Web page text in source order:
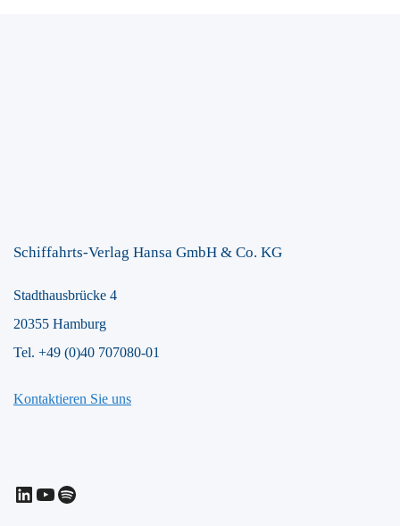
Schiffahrts-Verlag Hansa GmbH & Co. KG
Stadthausbrücke 4
20355 Hamburg
Tel. +49 (0)40 707080-01
Kontaktieren Sie uns
LinkedIn
YouTube
Spotify